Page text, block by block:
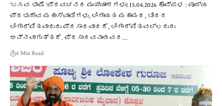
‘ಬಸವ ಭಾಷೆ ‘ಪ್ರವಚನದ ಮುಖ್ಯಾಂಶಗಳು) 15.04.2026 ಕೊಪ್ಪಳ : ಪೂಜ್ಯ
ಪ್ರಭುದೇವ ಮಹಾಸ್ವಾಮಿಗಳು, ಲಿಂಗಾಯತ ಮಹಾಮಠ, ಬೀದರ
ಲಿಂಗಾರ್ಪಿತವಾದುದು ಪ್ರಸಾದವಾದರೆ, ಲಿಂಗಾರ್ಪಿತವಲ್ಲದುದು
ಅನ್ನವಾಗುತ್ತದೆ. ಪ್ರಸಾದವನುಂಡವರ…
4 Min Read